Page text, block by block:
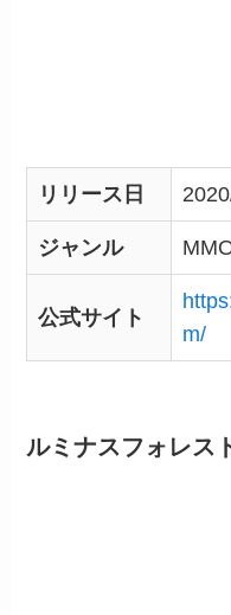
リリース日
ジャンル
公式サイト
m/
ルミナスフォレス